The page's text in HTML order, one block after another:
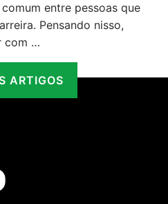
entre pessoas que
Pensando nisso,
com …
ARTIGOS